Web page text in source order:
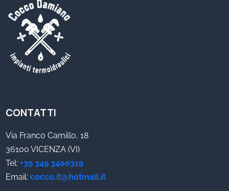
CONTATTI
Via Franco Camillo, 18
36100 VICENZA (VI)
Tel:+39 349 3400319
Email:cocco.it@hotmail.it